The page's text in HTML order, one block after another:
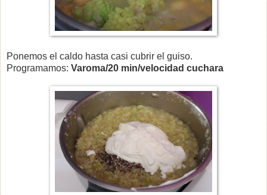
Ponemos el caldo hasta casi cubrir el guiso.
Programamos: Varoma/20 min/velocidad cuchara